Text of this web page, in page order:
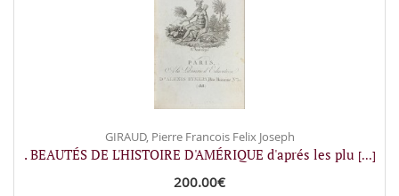
GIRAUD, Pierre Francois Felix Joseph
. BEAUTÉS DE L'HISTOIRE D'AMÉRIQUE d'aprés les plu [...]
200.00€